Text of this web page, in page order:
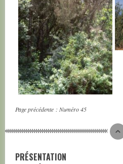
Page précédente : Numéro 45
PRÉSENTATION